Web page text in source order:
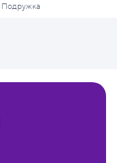
Подружка